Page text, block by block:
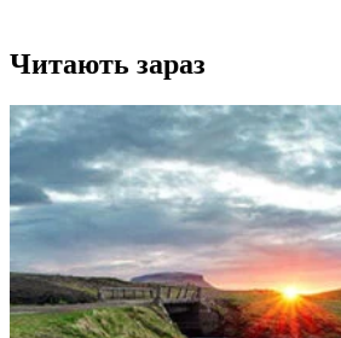
Читають зараз